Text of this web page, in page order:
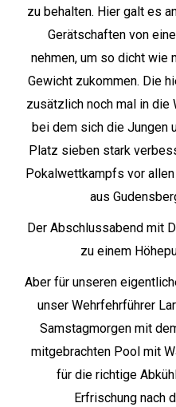
zu behalten. Hier galt es
Gerätschaften von
nehmen, um so dicht wie
Gewicht zukommen. Die
zusätzlich noch mal in die
bei dem sich die Jungen
Platz sieben stark
Pokalwettkampfs vor
aus
Der Abschlussabend mit
zu einem
Aber für unseren
unser Wehrfehrführer
Samstagmorgen mit
mitgebrachten Pool mit
für die richtige
Erfrischung nach